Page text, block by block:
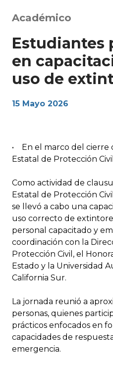
Académico
Estudiantes
en
uso de
15 Mayo 2026
• En el marco del cierre
Estatal de Protección Civil
Como actividad de
Estatal de Protección
se llevó a cabo una
uso correcto de
personal capacitado y
coordinación con la
Protección Civil, el
Estado y la Universidad
California Sur.
La jornada reunió a
personas, quienes
prácticos enfocados en
capacidades de
emergencia.